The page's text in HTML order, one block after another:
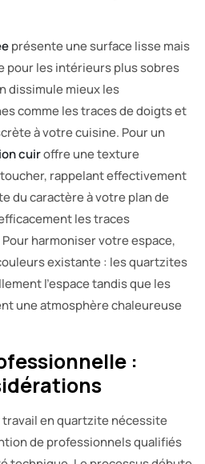
présente une surface lisse mais
pour les intérieurs plus sobres
dissimule mieux les
comme les traces de doigts et
à votre cuisine. Pour un
cuiroffre une texture
rappelant effectivement
du caractère à votre plan de
les traces
harmoniser votre espace,
existante : les quartzites
l’espace tandis que les
une atmosphère chaleureuse
:
travail en quartzite nécessite
de professionnels qualifiés